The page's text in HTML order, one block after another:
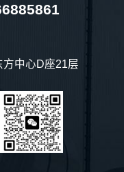
中心D座21层